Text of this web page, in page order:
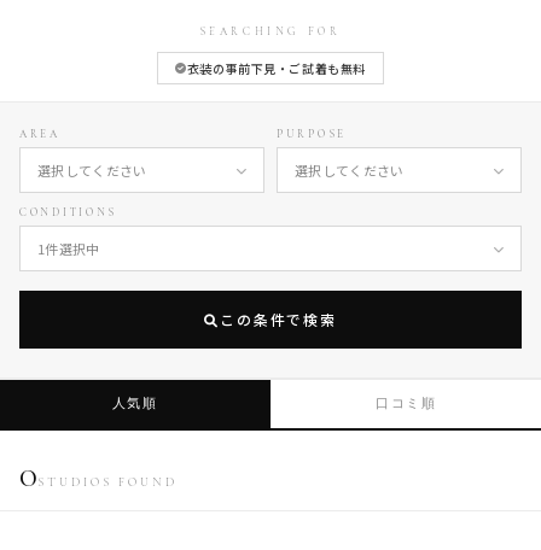
キッズフォトものがたり PHOTO STUDIO GUIDE
SEARCHING FOR
衣装の事前下見・ご試着も無料
AREA
選択してください
PURPOSE
選択してください
CONDITIONS
1件選択中
この条件で検索
人気順 口コミ順
0STUDIOS FOUND